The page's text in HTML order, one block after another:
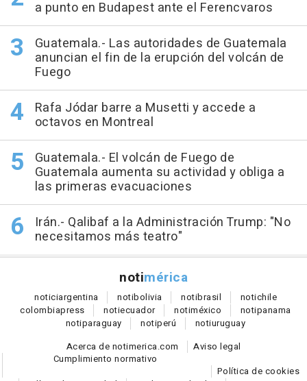
a punto en Budapest ante el Ferencvaros
Guatemala.- Las autoridades de Guatemala
anuncian el fin de la erupción del volcán de
Fuego
Rafa Jódar barre a Musetti y accede a
octavos en Montreal
Guatemala.- El volcán de Fuego de
Guatemala aumenta su actividad y obliga a
las primeras evacuaciones
Irán.- Qalibaf a la Administración Trump: "No
necesitamos más teatro"
notimérica
noticiargentina notibolivia notibrasil notichile
colombiapress notiecuador notiméxico notipanama
notiparaguay notiperú notiuruguay
Acerca de notimerica.com
Aviso legal
Cumplimiento normativo
Política de cookies